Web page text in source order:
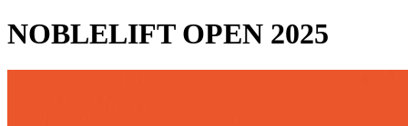
NOBLELIFT OPEN 2025